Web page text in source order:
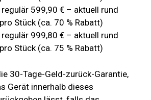
regulär 599,90 € – aktuell rund
Stück (ca. 70 % Rabatt)
regulär 999,80 € – aktuell rund
Stück (ca. 75 % Rabatt)
30-Tage-Geld-zurück-Garantie,
Gerät innerhalb dieses